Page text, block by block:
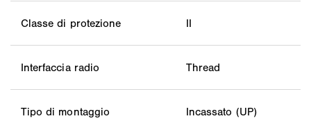
Classe di protezione II
Interfaccia radio Thread
Tipo di montaggio Incassato (UP)